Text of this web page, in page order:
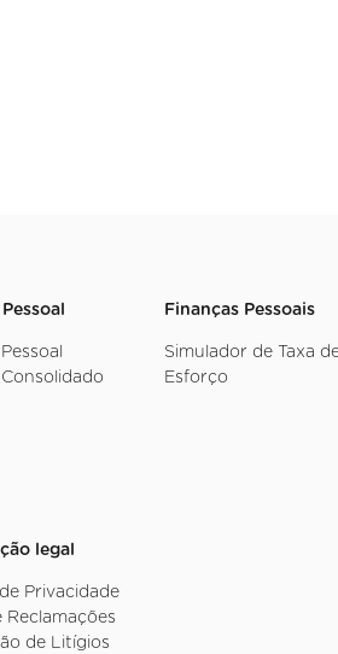
Finanças Pessoais
Simulador de Taxa
Esforço
legal
Privacidade
Reclamações
de Litígios